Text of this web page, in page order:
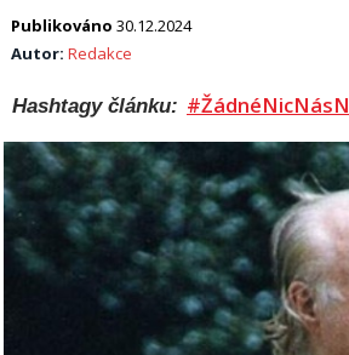
Publikováno 30.12.2024
Autor: Redakce
Hashtagy článku: